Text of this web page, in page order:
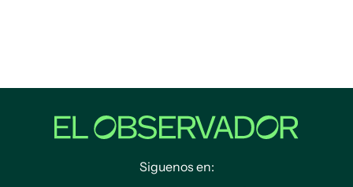
Siguenos en: